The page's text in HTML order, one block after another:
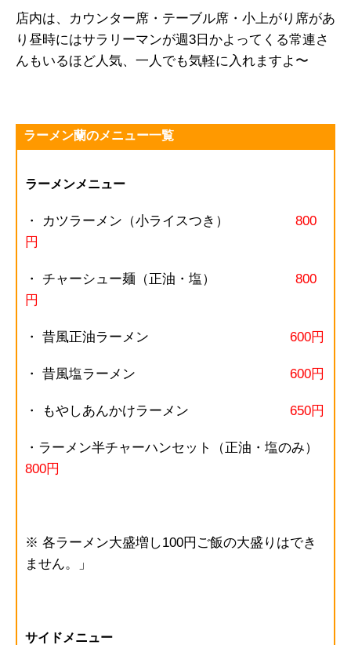
店内は、カウンター席・テーブル席・小上がり席があ
り昼時にはサラリーマンが週3日かよってくる常連さ
んもいるほど人気、一人でも気軽に入れますよ〜
ラーメン蘭のメニュー一覧
ラーメンメニュー
・ カツラーメン（小ライスつき） 800
円
・ チャーシュー麺（正油・塩） 800
円
・ 昔風正油ラーメン 600円
・ 昔風塩ラーメン 600円
・ もやしあんかけラーメン 650円
・ラーメン半チャーハンセット（正油・塩のみ）
800円
※ 各ラーメン大盛増し100円ご飯の大盛りはでき
ません。」
サイドメニュー